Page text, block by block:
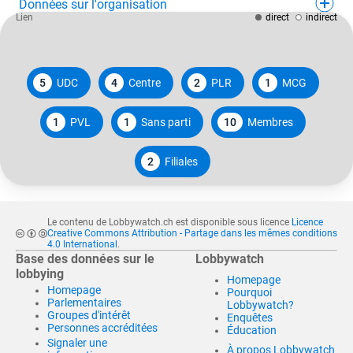
Données sur l'organisation
5 UDC 4 Centre 2 PLR 1 MCG
1 PVL 1 Sans parti 10 Membres
2 Filiales
Lien direct indirect
Le contenu de Lobbywatch.ch est disponible sous licence Licence
Creative Commons Attribution - Partage dans les mêmes conditions
4.0 International .
Base des données sur le
lobbying
Homepage
Parlementaires
Groupes d'intérêt
Personnes accréditées
Signaler une
Lobbywatch
Homepage
Pourquoi
Lobbywatch?
Enquêtes
Éducation
À propos Lobbywatch